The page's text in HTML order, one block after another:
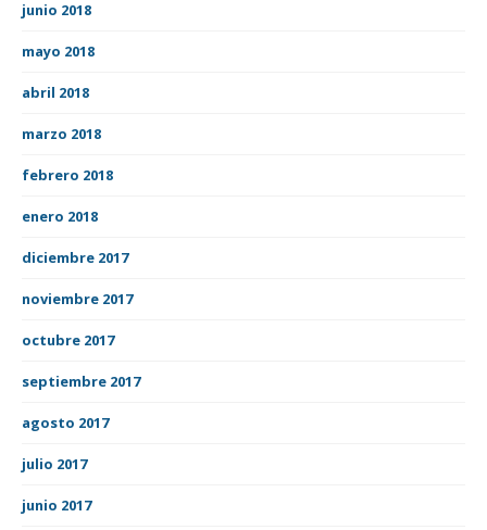
junio 2018
mayo 2018
abril 2018
marzo 2018
febrero 2018
enero 2018
diciembre 2017
noviembre 2017
octubre 2017
septiembre 2017
agosto 2017
julio 2017
junio 2017